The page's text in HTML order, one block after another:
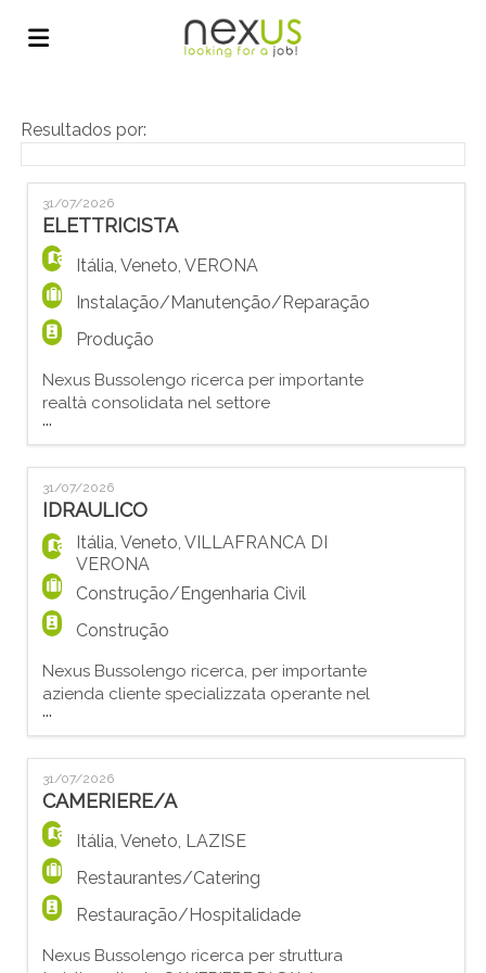
inicial
Ofertas
de
emprego
Regista-
te
Iniciar
sessão
Língua
EN
FR
IT
ES
Resultados por:
31/07/2026
ELETTRICISTA
Itália,Veneto,VERONA
Instalação/Manutenção/Reparação
Produção
Nexus Bussolengo ricerca per importante
realtà consolidata nel settore
dell'impiantistica elettrica civile e
industriale, operante da anni nel territorio
veronese UN/A ELETTRICISTA CANTIERISTA
ESPERTO Requisiti principali: - Diploma
inerente al settore elettrico; - Esperienza
comprovata nell'installazione,
manutenzione e cablaggio di impianti
...
31/07/2026
IDRAULICO
Itália,Veneto,VILLAFRANCA DI
VERONA
Construção/Engenharia Civil
Construção
Nexus Bussolengo ricerca, per importante
azienda cliente specializzata operante nel
settore impiantistico, un/a IDRAULICO
CANTIERISTA anche junior La risorsa si
occuperà di: - Installazione e
manutenzione di impianti sanitari e
idrotermosanitari; - Realizzazione di
impianti antincendio, idrici, di riscaldamento
e condizionamento; - Attivit
...
31/07/2026
CAMERIERE/A
Itália,Veneto, LAZISE
Restaurantes/Catering
Restauração/Hospitalidade
Nexus Bussolengo ricerca per struttura